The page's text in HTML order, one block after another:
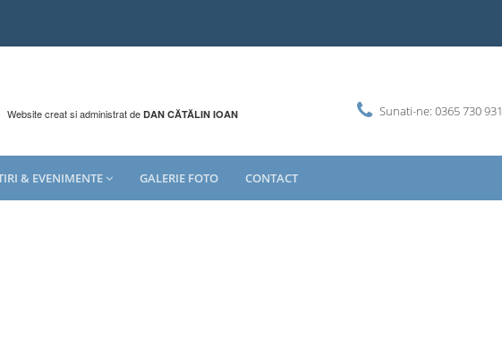
Sunati-ne: 0365 730 931
Website creat si administrat de DAN CĂTĂLIN IOAN
& EVENIMENTE GALERIE FOTO CONTACT